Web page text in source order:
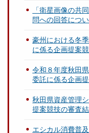
「衛星画像の共
問への回答につ
豪州における冬
に係る企画提案
令和８年度秋田
委託に係る企画
秋田県資産管理
提案競技の審査
エシカル消費普